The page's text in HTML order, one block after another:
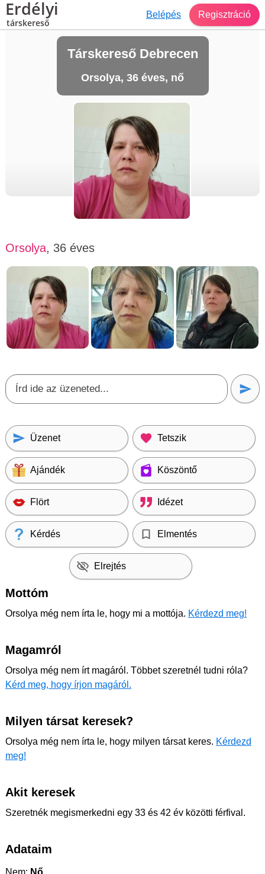
Erdélyi
társkereső
Belépés Regisztráció
Társkereső Debrecen
Orsolya, 36 éves, nő
Orsolya, 36 éves
Üzenet Tetszik
Ajándék Köszöntő
Flört Idézet
Kérdés Elmentés
Elrejtés
Mottóm
Orsolya még nem írta le, hogy mi a mottója. Kérdezd meg!
Magamról
Orsolya még nem írt magáról. Többet szeretnél tudni róla?
Kérd meg, hogy írjon magáról.
Milyen társat keresek?
Orsolya még nem írta le, hogy milyen társat keres. Kérdezd
meg!
Akit keresek
Szeretnék megismerkedni egy 33 és 42 év közötti férfival.
Adataim